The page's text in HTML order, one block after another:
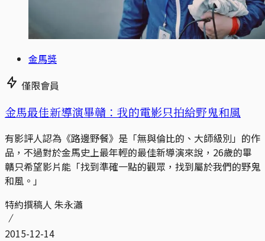
金馬獎
僅限會員
金馬最佳新導演畢贛：我的電影只拍給野鬼和風
有影評人認為《路邊野餐》是「無與倫比的、大師級別」的作
品，不過對於金馬史上最年輕的最佳新導演來說，26歲的畢
贛只希望影片能「找到準確一點的觀眾，找到屬於我們的野鬼
和風。」
特約撰稿人 朱永瀟
2015-12-14